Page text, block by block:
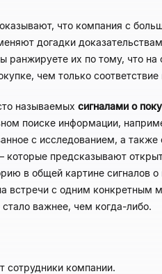
что компания с
догадки
их по тому, что
чем только
называемых сигналами о
поиске информации,
с исследованием, а
предсказывают
в общей картине сигналов
встречи с одним
важнее, чем когда-либо.
компании.